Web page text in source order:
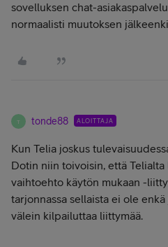
sovelluksen chat-
normaalisti muutoksen
T tonde88 ALOITTAJA
Kun Telia joskus
Dotin niin toivoisin, että
vaihtoehto käytön mukaan -
tarjonnassa sellaista ei ole
välein kilpailuttaa liittymää.